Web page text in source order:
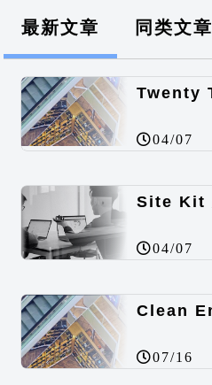
最新文章 同类文章
04/07
04/07
07/16